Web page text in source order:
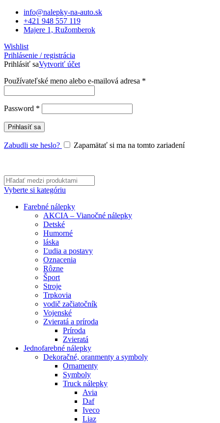
info@nalepky-na-auto.sk
+421 948 557 119
Majere 1, Ružomberok
Wishlist
Prihlásenie / registrácia
Prihlásiť saVytvoriť účet
Používateľské meno alebo e-mailová adresa *
Password *
Prihlasíť sa
Zabudli ste heslo? Zapamätať si ma na tomto zariadení
Vyberte si kategóriu
Farebné nálepky
AKCIA – Vianočné nálepky
Detské
Humorné
láska
Ľudia a postavy
Oznacenia
Rôzne
Šport
Stroje
Trpkovia
vodič začiatočník
Vojenské
Zvieratá a príroda
Príroda
Zvieratá
Jednofarebné nálepky
Dekoračné, oranmenty a symboly
Ornamenty
Symboly
Truck nálepky
Avia
Daf
Iveco
Liaz